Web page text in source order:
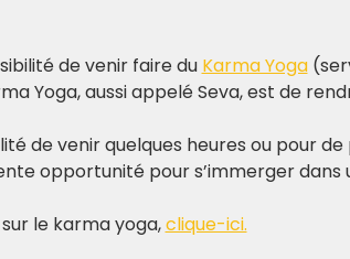
de venir faire du Karma Yoga
Yoga, aussi appelé Seva, est de
de venir quelques heures ou pour
opportunité pour s’immerger dans
le karma yoga, clique-ici.